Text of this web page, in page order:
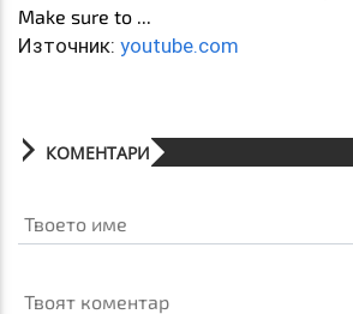
Make sure to ...
Източник: youtube.com
КОМЕНТАРИ
Твоето име
Твоят коментар